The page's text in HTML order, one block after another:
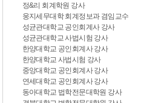
정&리 회계학원 강사
웅지세무대학 회계정보과 겸임교수
성균관대학교 공인회계사 강사
성균관대학교 사법시험 강사
한양대학교 공인회계사 강사
한양대학교 사법시험 강사
중앙대학교 공인회계사 강사
연세대학교 공인회계사 강사
동아대학교 법학전문대학원 강사